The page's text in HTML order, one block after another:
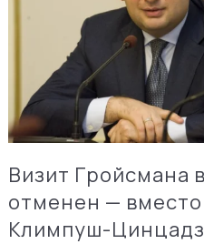
Визит Гройсмана
отменен —
Климпуш-